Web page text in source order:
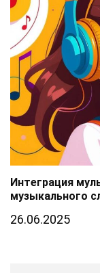
Интеграция
музыкального
26.06.2025